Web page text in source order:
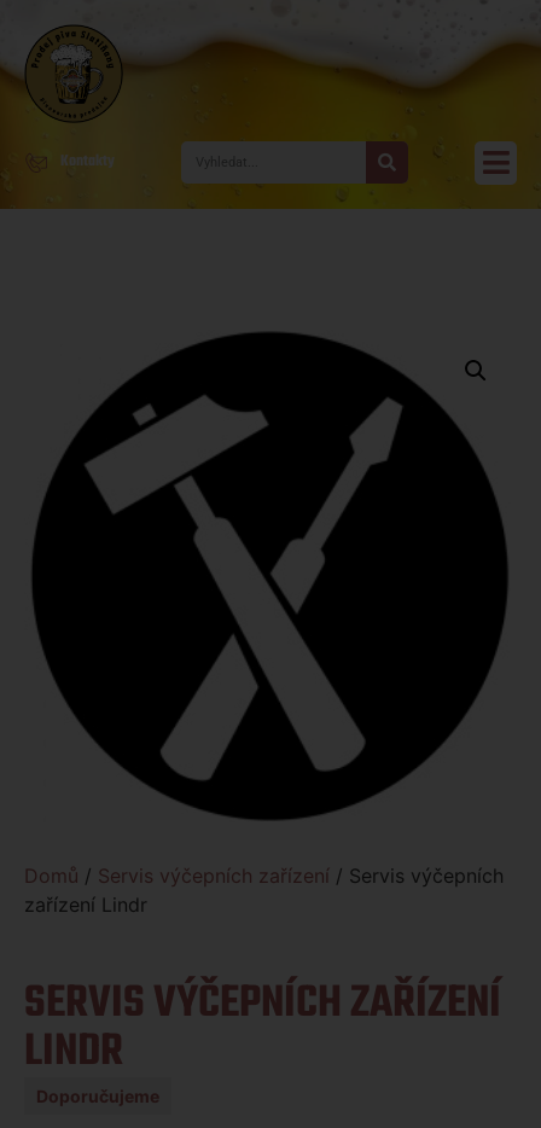
Kontakty
Domů / Servis výčepních zařízení / Servis výčepních
zařízení Lindr
SERVIS VÝČEPNÍCH ZAŘÍZENÍ
LINDR
Doporučujeme